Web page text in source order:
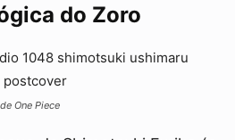
do Zoro
One Piece